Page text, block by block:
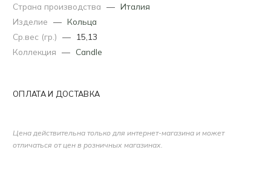
Страна производства — Италия
Изделие — Кольца
Ср.вес (гр.) —
15,13
Коллекция — Candle
ОПЛАТА И ДОСТАВКА
Цена действительна только для интернет-магазина и может
отличаться от цен в розничных магазинах.